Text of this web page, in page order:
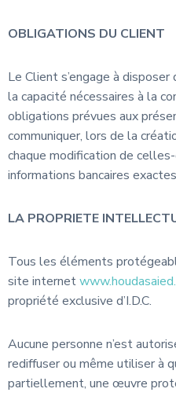
OBLIGATIONS DU CLIENT
Le Client s’engage à
la capacité nécessaires à la
obligations prévues aux
communiquer, lors de la
chaque modification de
informations bancaires
LA PROPRIETE
Tous les éléments
site internet
propriété exclusive d’I.D.C.
Aucune personne n’est
rediffuser ou même utiliser à
partiellement, une œuvre